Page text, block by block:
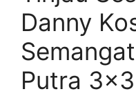
Danny
Putra 3×3